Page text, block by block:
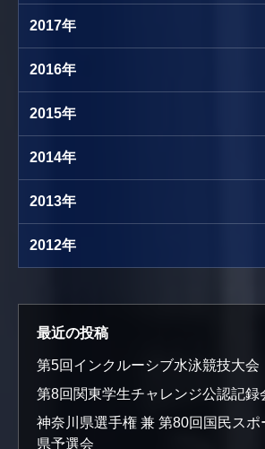
2017年
2016年
2015年
2014年
2013年
2012年
最近の投稿
第5回インクルーシブ水泳競技大会
第8回関東学生チャレンジ公認記録
神奈川県選手権 兼 第80回国民スポ
県予選会